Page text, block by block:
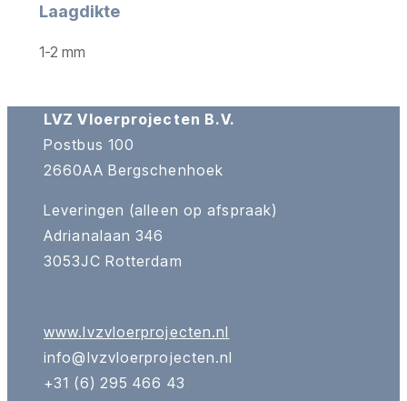
Laagdikte
1-2 mm
LVZ Vloerprojecten B.V.
Postbus 100
2660AA Bergschenhoek
Leveringen (alleen op afspraak)
Adrianalaan 346
3053JC Rotterdam
www.lvzvloerprojecten.nl
info@lvzvloerprojecten.nl
+31 (6) 295 466 43